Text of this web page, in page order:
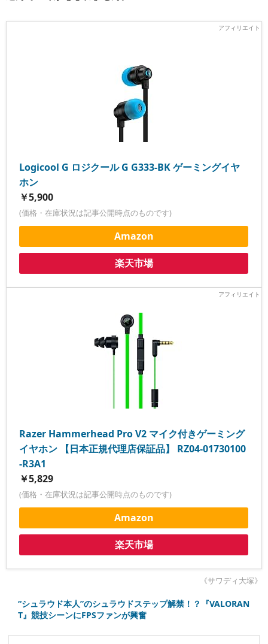
Logicool G ロジクール G G333-BK ゲーミングイヤ
ホン
￥5,900
(価格・在庫状況は記事公開時点のものです)
Amazon
楽天市場
Razer Hammerhead Pro V2 マイク付きゲーミング
イヤホン 【日本正規代理店保証品】 RZ04-01730100
-R3A1
￥5,829
(価格・在庫状況は記事公開時点のものです)
Amazon
楽天市場
《サワディ大塚》
“シュラウド本人”のシュラウドステップ解禁！？『VALORAN
T』競技シーンにFPSファンが興奮